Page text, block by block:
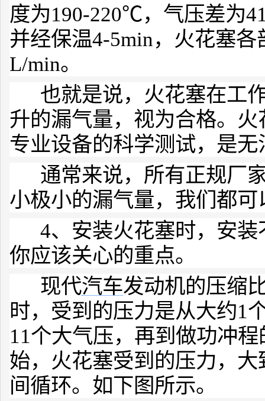
度为190-220℃，气压差为
并经保温4-5min，火花塞
L/min。
也就是说，火花塞在工
升的漏气量，视为合格。
专业设备的科学测试，是无
通常来说，所有正规厂
小极小的漏气量，我们都
4、安装火花塞时，安装
你应该关心的重点。
现代汽车发动机的压缩
时，受到的压力是从大约1
11个大气压，再到做功冲
始，火花塞受到的压力，
间循环。如下图所示。